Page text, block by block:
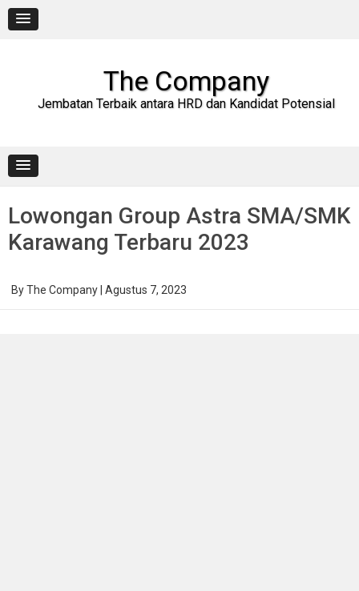
content
The Company
Jembatan Terbaik antara HRD dan Kandidat Potensial
Lowongan Group Astra SMA/SMK
Karawang Terbaru 2023
ByThe Company Agustus 7, 2023